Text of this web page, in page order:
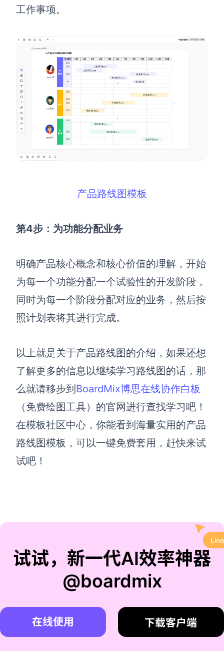
工作事项。
产品路线图模板
第4步：为功能分配业务
明确产品核心概念和核心价值的理解，开始
为每一个功能分配一个试验性的开发阶段，
同时为每一个阶段分配对应的业务，然后按
照计划表将其进行完成。
以上就是关于产品路线图的介绍，如果还想
了解更多的信息以继续学习路线图的话，那
么就请移步到 BoardMix博思在线协作白板
（免费绘图工具）的官网进行查找学习吧！
在模板社区中心，你能看到海量实用的产品
路线图模板，可以一键免费套用，赶快来试
试吧！
试试，新一代AI效率神器
@boardmix
在线使用 下载客户端